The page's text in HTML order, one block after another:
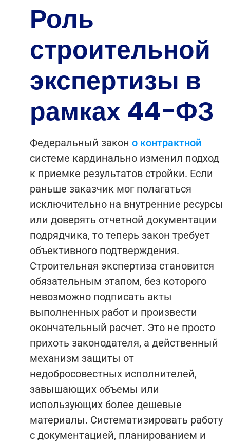
Роль
строительной
экспертизы в
рамках 44-ФЗ
Федеральный закон о контрактной
системе кардинально изменил подход
к приемке результатов стройки. Если
раньше заказчик мог полагаться
исключительно на внутренние ресурсы
или доверять отчетной документации
подрядчика, то теперь закон требует
объективного подтверждения.
Строительная экспертиза становится
обязательным этапом, без которого
невозможно подписать акты
выполненных работ и произвести
окончательный расчет. Это не просто
прихоть законодателя, а действенный
механизм защиты от
недобросовестных исполнителей,
завышающих объемы или
использующих более дешевые
материалы. Систематизировать работу
с документацией, планированием и